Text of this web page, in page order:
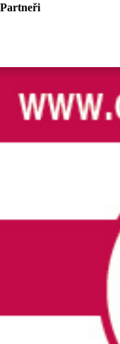
Partneři